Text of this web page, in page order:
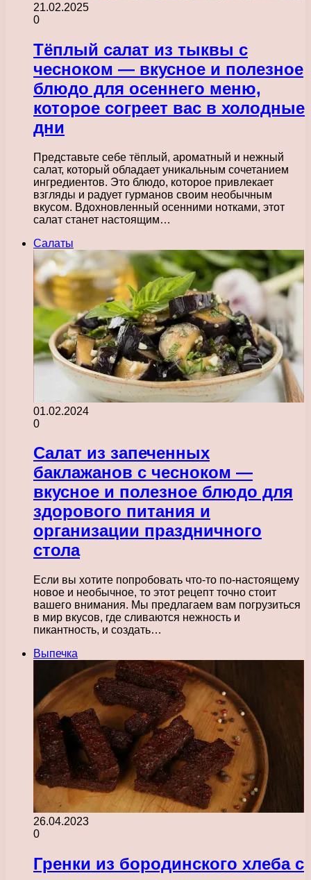
21.02.2025
0
Тёплый салат из тыквы с
чесноком — вкусное и полезное
блюдо для осеннего меню,
которое согреет вас в холодные
дни
Представьте себе тёплый, ароматный и нежный
салат, который обладает уникальным сочетанием
ингредиентов. Это блюдо, которое привлекает
взгляды и радует гурманов своим необычным
вкусом. Вдохновленный осенними нотками, этот
салат станет настоящим…
Салаты
01.02.2024
0
Салат из запеченных
баклажанов с чесноком —
вкусное и полезное блюдо для
здорового питания и
организации праздничного
стола
Если вы хотите попробовать что-то по-настоящему
новое и необычное, то этот рецепт точно стоит
вашего внимания. Мы предлагаем вам погрузиться
в мир вкусов, где сливаются нежность и
пикантность, и создать…
Выпечка
26.04.2023
0
Гренки из бородинского хлеба с